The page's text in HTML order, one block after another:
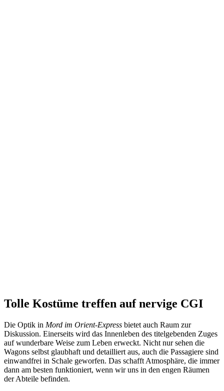
Tolle Kostüme treffen auf nervige CGI
Die Optik in Mord im Orient-Express bietet auch Raum zur
Diskussion. Einerseits wird das Innenleben des titelgebenden Zuges
auf wunderbare Weise zum Leben erweckt. Nicht nur sehen die
Wagons selbst glaubhaft und detailliert aus, auch die Passagiere sind
einwandfrei in Schale geworfen. Das schafft Atmosphäre, die immer
dann am besten funktioniert, wenn wir uns in den engen Räumen
der Abteile befinden.